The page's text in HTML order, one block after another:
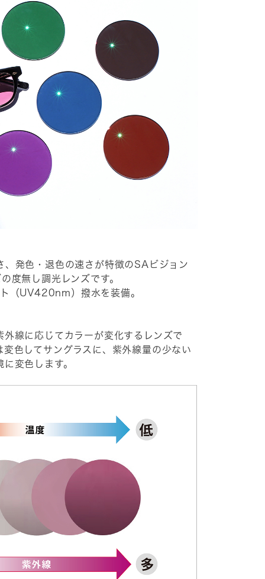
、発色・退色の速さが特徴のSAビジョン
度無し調光レンズです。
（UV420nm）撥水を装備。
線に応じてカラーが変化するレンズで
色してサングラスに、紫外線量の少ない
変色します。